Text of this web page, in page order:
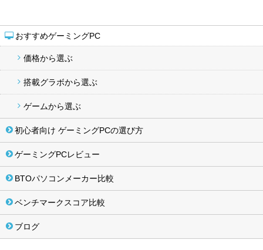
おすすめゲーミングPC
価格から選ぶ
搭載グラボから選ぶ
ゲームから選ぶ
初心者向け ゲーミングPCの選び方
ゲーミングPCレビュー
BTOパソコンメーカー比較
ベンチマークスコア比較
ブログ